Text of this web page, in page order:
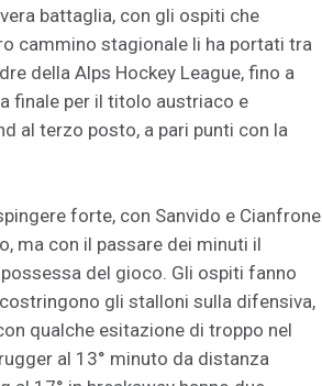
battaglia, con gli ospiti che
cammino stagionale li ha portati tra
della Alps Hockey League, fino a
finale per il titolo austriaco e
al terzo posto, a pari punti con la
forte, con Sanvido e Cianfrone
ma con il passare dei minuti il
del gioco. Gli ospiti fanno
gli stalloni sulla difensiva,
qualche esitazione di troppo nel
al 13° minuto da distanza